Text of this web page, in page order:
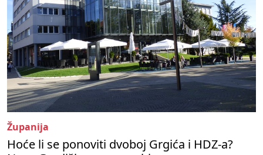
Županija
Hoće li se ponoviti dvoboj Grgića i HDZ-a?